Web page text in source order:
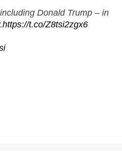
Donald Trump – in
https://t.co/Z8tsi2zgx6